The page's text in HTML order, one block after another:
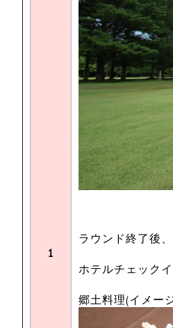
1
ラウンド終了後
ホテルチェック
郷土料理(イメー